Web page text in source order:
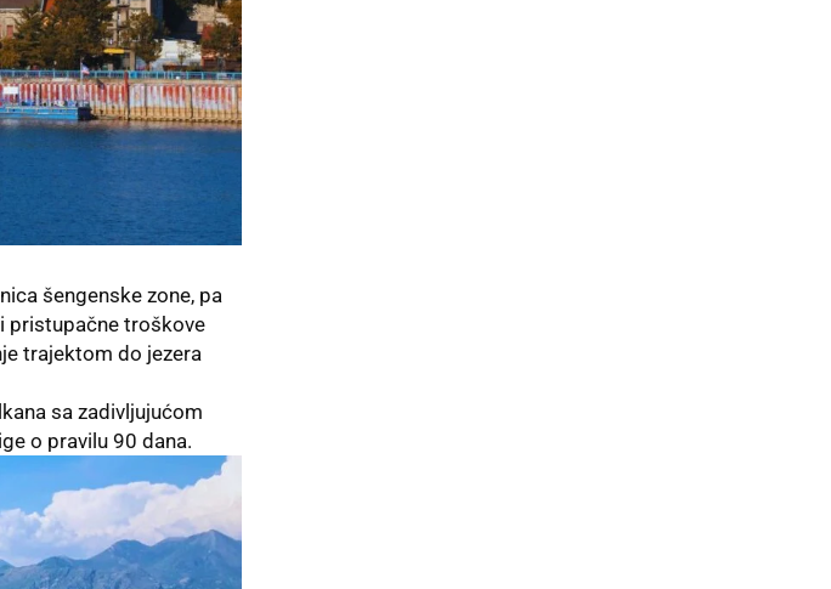
šengenske zone, pa
pristupačne troškove
trajektom do jezera
sa zadivljujućom
o pravilu 90 dana.